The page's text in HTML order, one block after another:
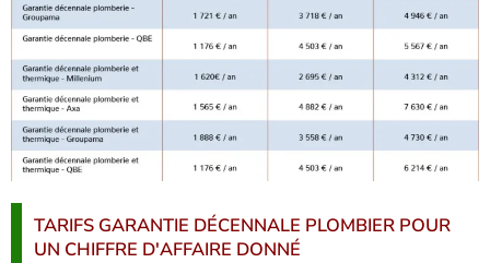
TARIFS GARANTIE DÉCENNALE PLOMBIER POUR
UN CHIFFRE D'AFFAIRE DONNÉ